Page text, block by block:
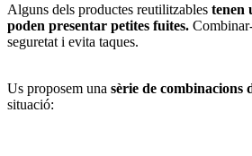
Alguns dels productes reutilitzables tenen
poden presentar petites fuites.
seguretat i evita taques.
Us proposem una sèrie de combinacions
situació: